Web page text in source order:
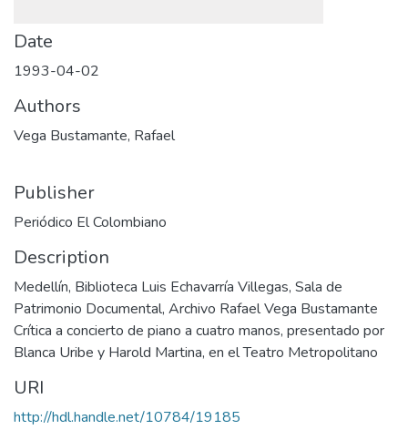
Date
1993-04-02
Authors
Vega Bustamante, Rafael
Publisher
Periódico El Colombiano
Description
Medellín, Biblioteca Luis Echavarría Villegas, Sala de
Patrimonio Documental, Archivo Rafael Vega Bustamante
Crítica a concierto de piano a cuatro manos, presentado por
Blanca Uribe y Harold Martina, en el Teatro Metropolitano
URI
http://hdl.handle.net/10784/19185